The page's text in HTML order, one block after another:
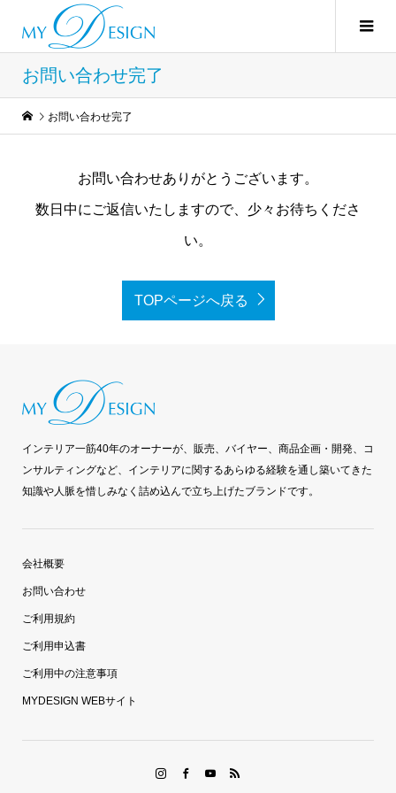
お問い合わせ完了
お問い合わせ完了
お問い合わせありがとうございます。
数日中にご返信いたしますので、少々お待ちくださ
い。
TOPページへ戻る
インテリア一筋40年のオーナーが、販売、バイヤー、商品企画・開発、コ
ンサルティングなど、インテリアに関するあらゆる経験を通し築いてきた
知識や人脈を惜しみなく詰め込んで立ち上げたブランドです。
会社概要
お問い合わせ
ご利用規約
ご利用申込書
ご利用中の注意事項
MYDESIGN WEBサイト